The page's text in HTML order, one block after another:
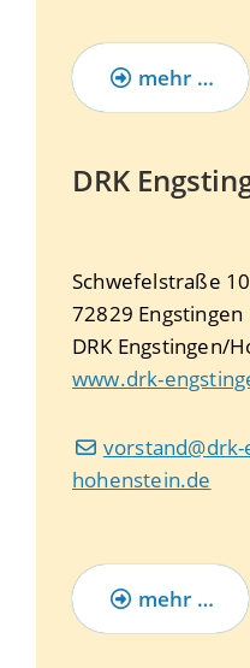
mehr …
DRK
DRK Engstingen/
Schwefelstraße 10
72829 Engstingen
www.drk-
hohenstein.de
mehr …